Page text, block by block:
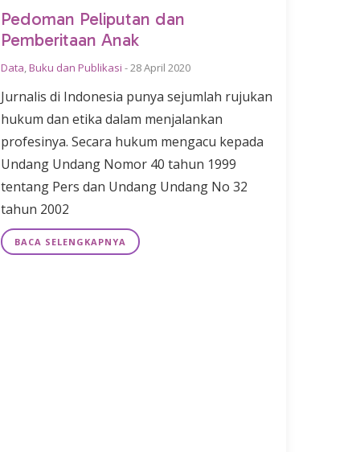
Pedoman Peliputan dan
Pemberitaan Anak
Data,Buku dan Publikasi -28 April 2020
Jurnalis di Indonesia punya sejumlah rujukan
hukum dan etika dalam menjalankan
profesinya. Secara hukum mengacu kepada
Undang Undang Nomor 40 tahun 1999
tentang Pers dan Undang Undang No 32
tahun 2002
BACA SELENGKAPNYA